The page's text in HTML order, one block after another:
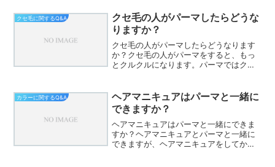
剤やアルカリ剤の効果によって色落ちし
てしまいます。カラーは酸...
クセ毛に関するQ&A
クセ毛の人がパーマしたらどうな
りますか？
クセ毛の人がパーマしたらどうなります
か？クセ毛の人がパーマをすると、もっ
とクルクルになります。パーマではクセ
り、更に細かいクセになってしまいま
す。しかも、パーマは人工のク...
カラーに関するQ&A
ヘアマニキュアはパーマと一緒に
できますか？
ヘアマニキュアはパーマと一緒にできま
すか？ヘアマニキュアとパーマと一緒に
できますが、ヘアマニキュアをしてから